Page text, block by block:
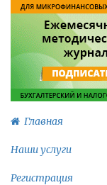
Главная
Наши услуги
Регистрация